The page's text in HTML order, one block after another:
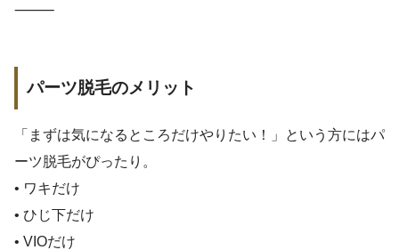
⸻
パーツ脱毛のメリット
「まずは気になるところだけやりたい！」という方にはパ
ーツ脱毛がぴったり。
• ワキだけ
• ひじ下だけ
• VIOだけ